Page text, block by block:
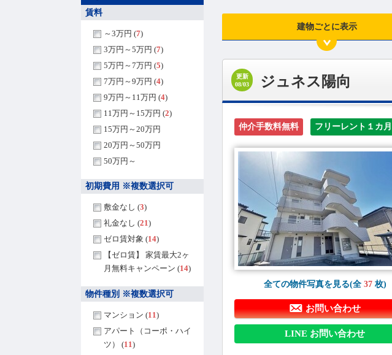
建物ごとに表示
更新
08/03
ジュネス陽向
仲介手数料無料 フリーレント１カ月
全ての物件写真を見る(全 37枚)
お問い合わせ
LINE お問い合わせ
賃料
～3万円 (7)
3万円～5万円 (7)
5万円～7万円 (5)
7万円～9万円 (4)
9万円～11万円 (4)
11万円～15万円 (2)
15万円～20万円
20万円～50万円
50万円～
初期費用 ※複数選択可
敷金なし (3)
礼金なし (21)
ゼロ賃対象 (14)
【ゼロ賃】 家賃最大2ヶ
月無料キャンペーン (14)
物件種別 ※複数選択可
マンション (11)
アパート（コーポ・ハイ
ツ） (11)